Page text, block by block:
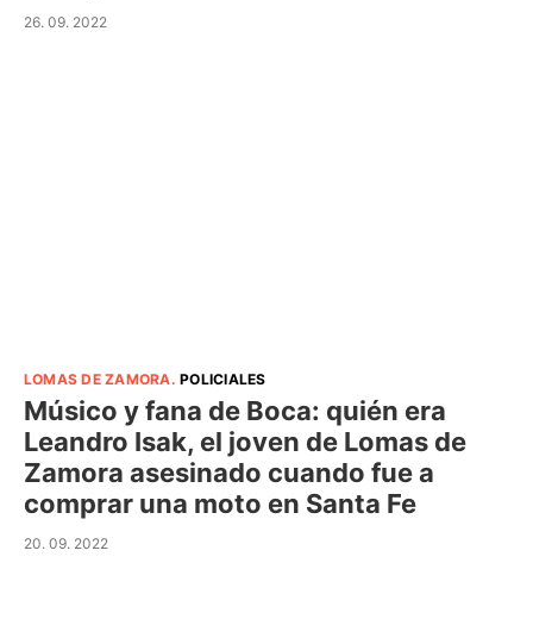
26. 09. 2022
LOMAS DE ZAMORA.POLICIALES
Músico y fana de Boca: quién era
Leandro Isak, el joven de Lomas de
Zamora asesinado cuando fue a
comprar una moto en Santa Fe
20. 09. 2022